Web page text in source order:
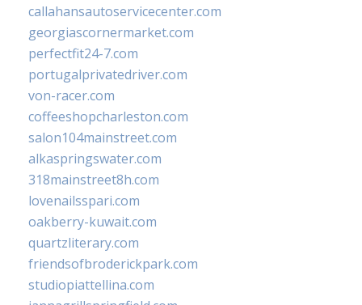
callahansautoservicecenter.com
georgiascornermarket.com
perfectfit24-7.com
portugalprivatedriver.com
von-racer.com
coffeeshopcharleston.com
salon104mainstreet.com
alkaspringswater.com
318mainstreet8h.com
lovenailsspari.com
oakberry-kuwait.com
quartzliterary.com
friendsofbroderickpark.com
studiopiattellina.com